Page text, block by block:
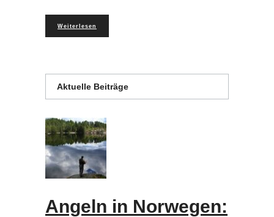
Weiterlesen
Aktuelle Beiträge
Angeln in Norwegen: